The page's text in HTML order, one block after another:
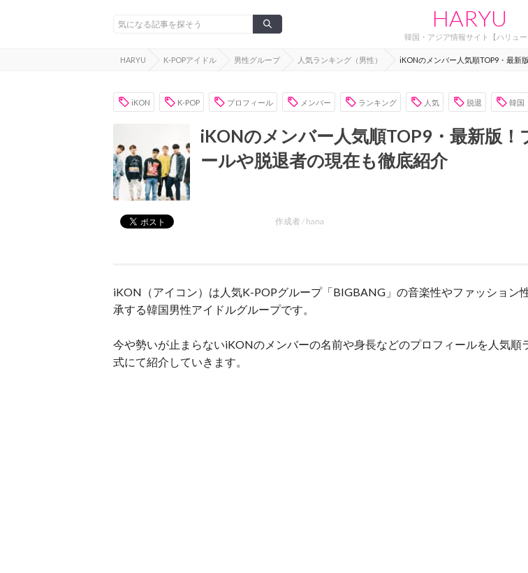
HARYU
韓国・アジア情報サイト【ハリュー
HARYU K-POPアイドル 男性グループ 人気ランキング（男性） iKONのメンバー人気順TOP9・最新
iKON K-POP プロフィール メンバー ランキング 人気 脱退 韓国
iKONのメンバー人気順TOP9・最新版！
ールや脱退者の現在も徹底紹介
作成者 / hana
iKON（アイコン）は人気K-POPグループ「BIGBANG」の音楽性やファッション
承する韓国男性アイドルグループです。
今や勢いが止まらないiKONのメンバーの名前や身長などのプロフィールを人気順
式にて紹介していきます。